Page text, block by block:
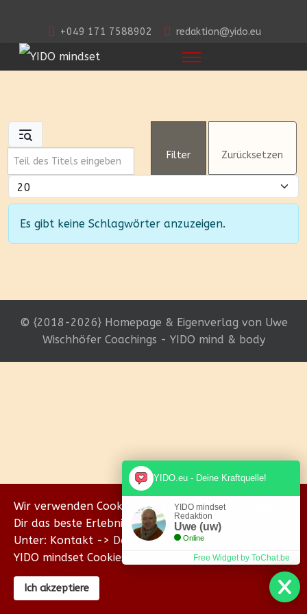
+049 171 7588902 redaktion@yido.eu
Teil des Titels eingeben
Filter Zurücksetzen
Anzeige #
Information
Es gibt keine Schlagwörter anzuzeigen.
© {2018-2026} Homepage & Eigenverlag von Uwe
Wischhöfer Coachings - YIDO mind & body
Wir verwenden Cookies, um sicherzustellen, dass wir
Dir das beste Erlebnis auf unserer Website bieten.
Unter: Kontakt -> Datenschutz erklären wir Dir, wie
YIDO mindset Cookies verwendet.
Ich akzeptiere
YIDO.eu - Deine Kraftquelle!
YIDO mindset
Redaktion
Uwe (uw)
Online
Free Widget by ToChat.be